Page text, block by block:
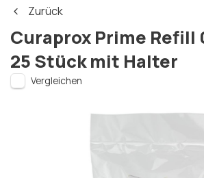
Zurück
Curaprox Prime Refill
25 Stück mit Halter
Vergleichen